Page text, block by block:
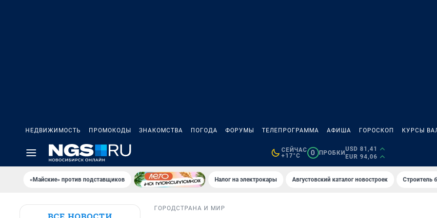
НЕДВИЖИМОСТЬ ПРОМОКОДЫ ЗНАКОМСТВА ПОГОДА ФОРУМЫ ТЕЛЕПРОГРАММА АФИША ГОРОСКОП КУРСЫ
СЕЙЧАС
+17°C
0 ПРОБКИ
USD 81,41
EUR 94,06
«Майские» против подставщиков Налог на электрокары Августовский каталог новостроек Строитель
ГОРОДСТРАНА И МИР